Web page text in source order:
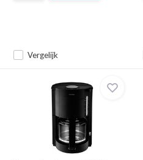
Vergelijk